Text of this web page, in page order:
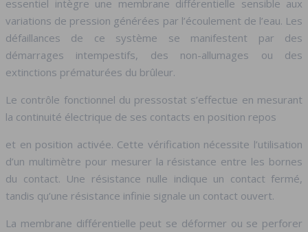
essentiel intègre une membrane différentielle sensible aux
variations de pression générées par l’écoulement de l’eau. Les
défaillances de ce système se manifestent par des
démarrages intempestifs, des non-allumages ou des
extinctions prématurées du brûleur.
Le contrôle fonctionnel du pressostat s’effectue en mesurant
la continuité électrique de ses contacts en position repos
et en position activée. Cette vérification nécessite l’utilisation
d’un multimètre pour mesurer la résistance entre les bornes
du contact. Une résistance nulle indique un contact fermé,
tandis qu’une résistance infinie signale un contact ouvert.
La membrane différentielle peut se déformer ou se perforer